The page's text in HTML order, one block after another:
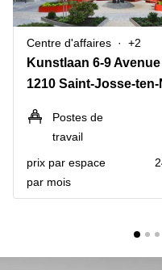
Bureau
virtuel
Aeroport
Gand
Hasselt
la
Neuve
Wavre
Gand
Bureau
à louer
Liège
Centre
Anvers
Centre
d'affaires
Gand
Centre
Choisissez une langue
flamand
Centre d'affaires +2
1210 Saint-Josse-
Postes de
travail
prix par espace
par mois